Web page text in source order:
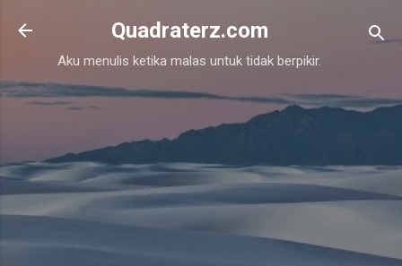
Skip to main content
Quadraterz.com
Aku menulis ketika malas untuk tidak berpikir.